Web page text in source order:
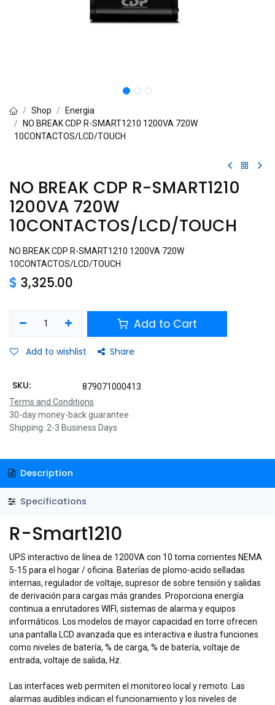
Shop
Energia
NO BREAK CDP R-SMART1210 1200VA 720W
10CONTACTOS/LCD/TOUCH
NO BREAK CDP R-SMART1210
1200VA 720W
10CONTACTOS/LCD/TOUCH
NO BREAK CDP R-SMART1210 1200VA 720W
10CONTACTOS/LCD/TOUCH
$ 3,325.00
Add to Cart
Add to wishlist Share
SKU:
879071000413
Terms and Conditions
30-day money-back guarantee
Shipping: 2-3 Business Days
Description
Specifications
R-Smart1210
UPS interactivo de línea de 1200VA con 10 toma corrientes NEMA
5-15 para el hogar / oficina. Baterías de plomo-acido selladas
internas, regulador de voltaje, supresor de sobre tensión y salidas
de derivación para cargas más grandes. Proporciona energía
continua a enrutadores WIFI, sistemas de alarma y equipos
informáticos. Los modelos de mayor capacidad en torre ofrecen
una pantalla LCD avanzada que es interactiva e ilustra funciones
como niveles de batería, % de carga, % de batería, voltaje de
entrada, voltaje de salida, Hz.
Las interfaces web permiten el monitoreo local y remoto. Las
alarmas audibles indican el funcionamiento y los niveles de